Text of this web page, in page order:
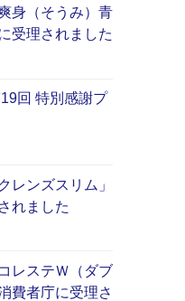
身（そうみ）青
受理されました
回 特別感謝プ
レンズスリム」
れました
レステＷ（ダブ
費者庁に受理さ